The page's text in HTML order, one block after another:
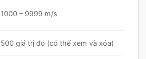
1000 – 9999 m/s
500 giá trị đo (có thể xem và xóa)